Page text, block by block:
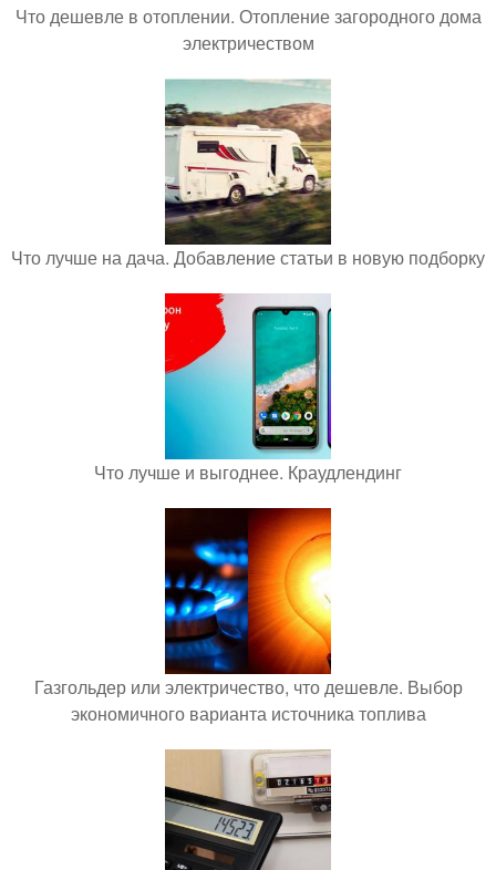
Что дешевле в отоплении. Отопление загородного дома
электричеством
Что лучше на дача. Добавление статьи в новую подборку
Что лучше и выгоднее. Краудлендинг
Газгольдер или электричество, что дешевле. Выбор
экономичного варианта источника топлива